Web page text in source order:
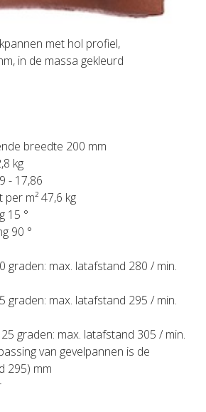
met hol profiel,
in de massa gekleurd
breedte 200 mm
kg
- 17,86
m² 47,6 kg
15 °
90 °
graden: max. latafstand 280 / min.
graden: max. latafstand 295 / min.
graden: max. latafstand 305 / min.
van gevelpannen is de
295) mm